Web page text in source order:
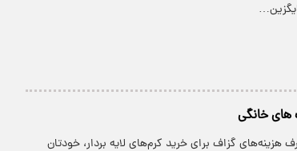
های خانگی
هزینه‌های گزاف برای خرید کرم‌های لایه بردار، خودتان